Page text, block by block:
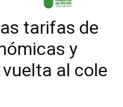
tarifas de
y
al cole